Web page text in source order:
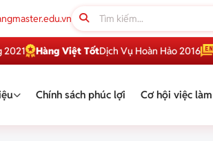
Hàng Việt TốtDịch Vụ Hoàn Hảo 2016 Top 1
Chính sách phúc lợi Cơ hội việc làm